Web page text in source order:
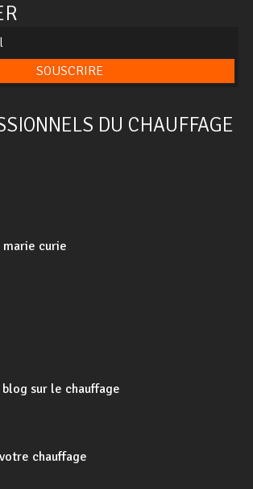
SOUSCRIRE
DU CHAUFFAGE
curie
sur le chauffage
chauffage